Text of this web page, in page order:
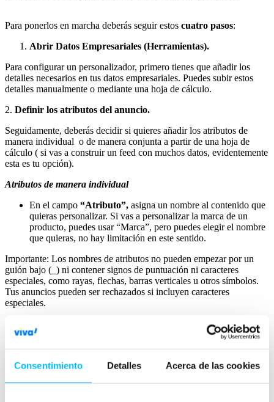
Consentimiento Detalles Acerca de las cookies
Para ponerlos en marcha deberás seguir estos cuatro pasos:
Abrir Datos Empresariales (Herramientas).
Para configurar un personalizador, primero tienes que añadir los
detalles necesarios en tus datos empresariales. Puedes subir estos
detalles manualmente o mediante una hoja de cálculo.
2. Definir los atributos del anuncio.
Seguidamente, deberás decidir si quieres añadir los atributos de
manera individual o de manera conjunta a partir de una hoja de
cálculo ( si vas a construir un feed con muchos datos, evidentemente
esta es tu opción).
Atributos de manera individual
En el campo “Atributo”, asigna un nombre al contenido que
quieras personalizar. Si vas a personalizar la marca de un
producto, puedes usar “Marca”, pero puedes elegir el nombre
que quieras, no hay limitación en este sentido.
Importante: Los nombres de atributos no pueden empezar por un
guión bajo (_) ni contener signos de puntuación ni caracteres
especiales, como rayas, flechas, barras verticales u otros símbolos.
Tus anuncios pueden ser rechazados si incluyen caracteres
especiales.
, selecciona el tipo de formato
del texto que vas a personalizar. Sigue las prácticas
Si vas a personalizar el precio de tu producto, selecciona Precio